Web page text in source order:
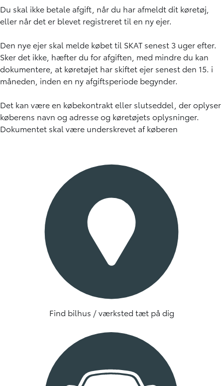
Du skal ikke betale afgift, når du har afmeldt dit køretøj,
eller når det er blevet registreret til en ny ejer.
Den nye ejer skal melde købet til SKAT senest 3 uger efter.
Sker det ikke, hæfter du for afgiften, med mindre du kan
dokumentere, at køretøjet har skiftet ejer senest den 15. i
måneden, inden en ny afgiftsperiode begynder.
Det kan være en købekontrakt eller slutseddel, der oplyser
køberens navn og adresse og køretøjets oplysninger.
Dokumentet skal være underskrevet af køberen
Find bilhus / værksted tæt på dig